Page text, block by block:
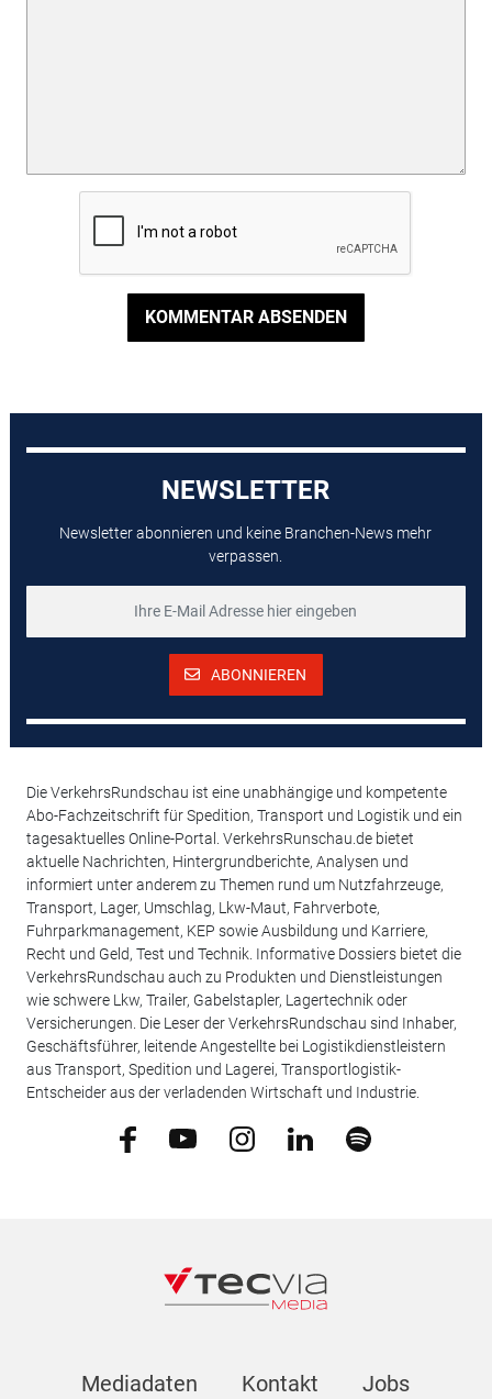
KOMMENTAR ABSENDEN
NEWSLETTER
Newsletter abonnieren und keine Branchen-News mehr
verpassen.
ABONNIEREN
Die VerkehrsRundschau ist eine unabhängige und kompetente
Abo-Fachzeitschrift für Spedition, Transport und Logistik und ein
tagesaktuelles Online-Portal. VerkehrsRunschau.de bietet
aktuelle Nachrichten, Hintergrundberichte, Analysen und
informiert unter anderem zu Themen rund um Nutzfahrzeuge,
Transport, Lager, Umschlag, Lkw-Maut, Fahrverbote,
Fuhrparkmanagement, KEP sowie Ausbildung und Karriere,
Recht und Geld, Test und Technik. Informative Dossiers bietet die
VerkehrsRundschau auch zu Produkten und Dienstleistungen
wie schwere Lkw, Trailer, Gabelstapler, Lagertechnik oder
Versicherungen. Die Leser der VerkehrsRundschau sind Inhaber,
Geschäftsführer, leitende Angestellte bei Logistikdienstleistern
aus Transport, Spedition und Lagerei, Transportlogistik-
Entscheider aus der verladenden Wirtschaft und Industrie.
Mediadaten Kontakt Jobs